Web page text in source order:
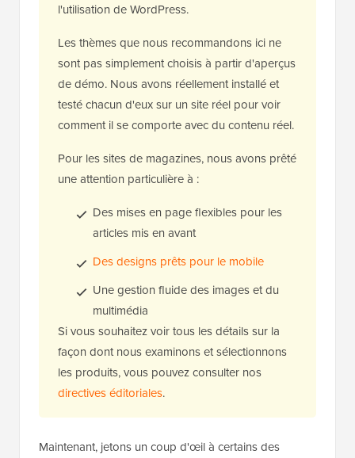
l'utilisation de WordPress.
Les thèmes que nous recommandons ici ne
sont pas simplement choisis à partir d'aperçus
de démo. Nous avons réellement installé et
testé chacun d'eux sur un site réel pour voir
comment il se comporte avec du contenu réel.
Pour les sites de magazines, nous avons prêté
une attention particulière à :
Des mises en page flexibles pour les
articles mis en avant
Des designs prêts pour le mobile
Une gestion fluide des images et du
multimédia
Si vous souhaitez voir tous les détails sur la
façon dont nous examinons et sélectionnons
les produits, vous pouvez consulter nos
directives éditoriales.
Maintenant, jetons un coup d'œil à certains des